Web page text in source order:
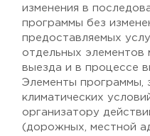
изменения в
программы без
предоставляемых
отдельных элементов
выезда и в процессе
Элементы программы,
климатических
организатору
(дорожных, местной